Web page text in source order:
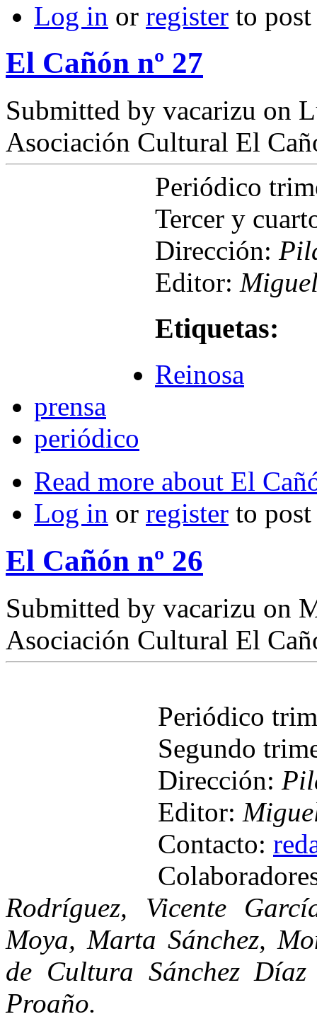
Log in or register to
El Cañón nº 27
Submitted by vacarizu on
Asociación Cultural El
Periódico
Tercer y
Dirección:
Editor:
Etiquetas:
Reinosa
prensa
periódico
Read more about El
Log in or register to
El Cañón nº 26
Submitted by vacarizu on
Asociación Cultural El
Periódico
Segundo
Dirección:
Editor:
Contacto:
Rodríguez, Vicente
Moya, Marta Sánchez,
de Cultura Sánchez
Proaño.